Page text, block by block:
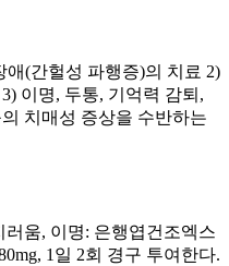
애(간헐성 파행증)의 치료 2)
이명, 두통, 기억력 감퇴,
치매성 증상을 수반하는
러움, 이명: 은행엽건조엑스
1일 2회 경구 투여한다.